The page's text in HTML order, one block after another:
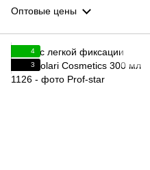
Оптовые цены
4
3